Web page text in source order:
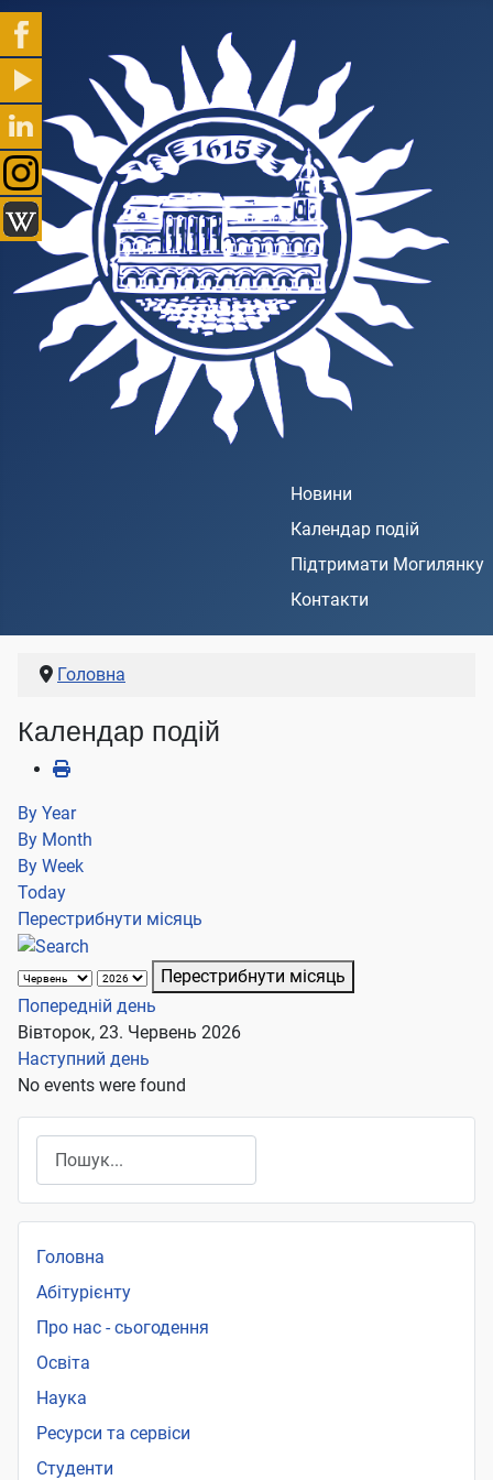
Новини
Календар подій
Підтримати Могилянку
Контакти
Головна
Календар подій
By Year
By Month
By Week
Today
Перестрибнути місяць
Перестрибнути місяць
Попередній день
Вівторок, 23. Червень 2026
Наступний день
No events were found
Головна
Абітурієнту
Про нас - сьогодення
Освіта
Наука
Ресурси та сервіси
Студенти